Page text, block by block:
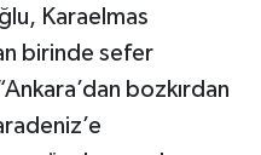
Karaelmas
birinde sefer
bozkırdan